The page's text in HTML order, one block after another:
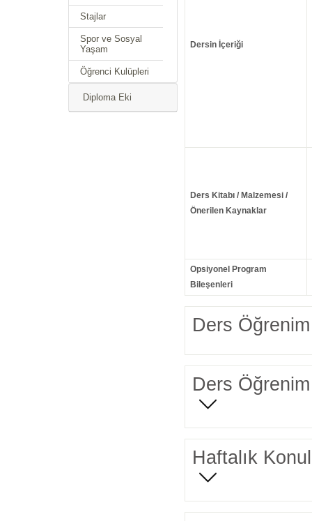
Stajlar
Spor ve Sosyal
Yaşam
Öğrenci Kulüpleri
Diploma Eki
Dersin İçeriği
Ders Kitabı / Malzemesi /
Önerilen Kaynaklar
Opsiyonel Program
Bileşenleri
Ders Öğrenim
Ders Öğrenim
Haftalık